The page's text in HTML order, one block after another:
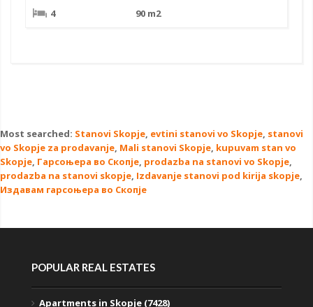
4
90 m2
Most searched: Stanovi Skopje, evtini stanovi vo Skopje, stanovi
vo Skopje za prodavanje, Mali stanovi Skopje, kupuvam stan vo
Skopje, Гарсоњера во Скопје, prodazba na stanovi vo Skopje,
prodazba na stanovi skopje, Izdavanje stanovi pod kirija skopje,
Издавам гарсоњера во Скопје
POPULAR REAL ESTATES
Apartments in Skopje (7428)